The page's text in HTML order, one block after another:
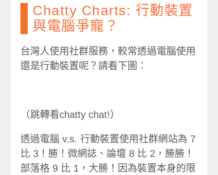
Chatty Charts: 行動裝置
與電腦爭寵？
台灣人使用社群服務，較常透過電腦使用
還是行動裝置呢？請看下圖：
（跳轉看chatty chat!）
透過電腦 v.s. 行動裝置使用社群網站為 7
比 3！勝！微網誌、論壇 8 比 2，勝勝！
部落格 9 比 1，大勝！因為裝置本身的限